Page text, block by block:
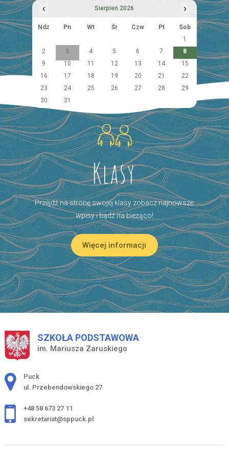
‹ Sierpień 2026 ›
Ndz Pn Wt Śr Czw Pt
Sob
1
2
3 4 5 6 7
8
9
10 11 12 13 14
15
16
17 18 19 20 21
22
23
24 25 26 27 28
29
30
31
Klasy
Przejdź na stronę swojej klasy zobacz najnowsze
wpisy i bądź na bieżąco!
Więcej informacji
SZKOŁA PODSTAWOWA
im. Mariusza Zaruskiego
Adres pocztowy:
Puck
ul. Przebendowskiego 27
+48 58 673 27 11
sekretariat@sppuck.pl